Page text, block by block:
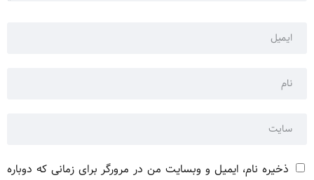
ذخیره نام، ایمیل و وبسایت من در مرورگر برای زمانی که دوباره